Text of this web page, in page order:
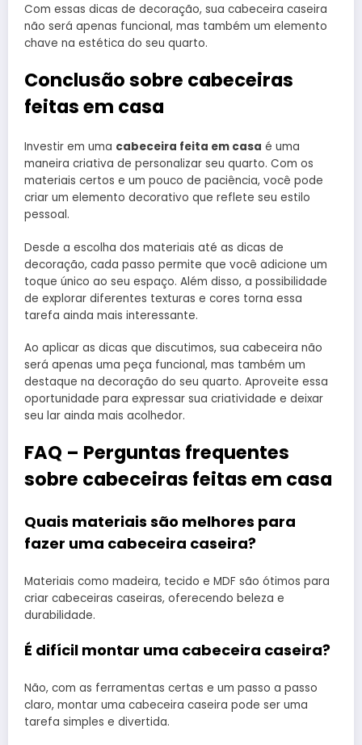
Com essas dicas de decoração, sua cabeceira caseira
não será apenas funcional, mas também um elemento
chave na estética do seu quarto.
Conclusão sobre cabeceiras
feitas em casa
Investir em uma cabeceira feita em casa é uma
maneira criativa de personalizar seu quarto. Com os
materiais certos e um pouco de paciência, você pode
criar um elemento decorativo que reflete seu estilo
pessoal.
Desde a escolha dos materiais até as dicas de
decoração, cada passo permite que você adicione um
toque único ao seu espaço. Além disso, a possibilidade
de explorar diferentes texturas e cores torna essa
tarefa ainda mais interessante.
Ao aplicar as dicas que discutimos, sua cabeceira não
será apenas uma peça funcional, mas também um
destaque na decoração do seu quarto. Aproveite essa
oportunidade para expressar sua criatividade e deixar
seu lar ainda mais acolhedor.
FAQ – Perguntas frequentes
sobre cabeceiras feitas em casa
Quais materiais são melhores para
fazer uma cabeceira caseira?
Materiais como madeira, tecido e MDF são ótimos para
criar cabeceiras caseiras, oferecendo beleza e
durabilidade.
É difícil montar uma cabeceira caseira?
Não, com as ferramentas certas e um passo a passo
claro, montar uma cabeceira caseira pode ser uma
tarefa simples e divertida.